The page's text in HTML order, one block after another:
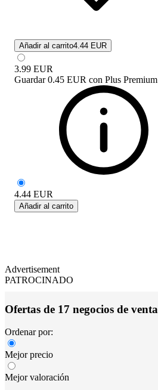
Añadir al carrito4.44 EUR
3.99 EUR
Guardar 0.45 EUR con Plus Premium
4.44 EUR
Añadir al carrito
Advertisement
PATROCINADO
Ofertas de 17 negocios de venta
Ordenar por:
Mejor precio
Mejor valoración